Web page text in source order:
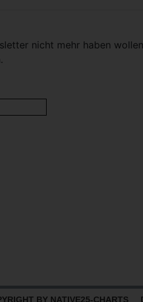
nicht mehr haben
BY NATIVE25-CHARTS